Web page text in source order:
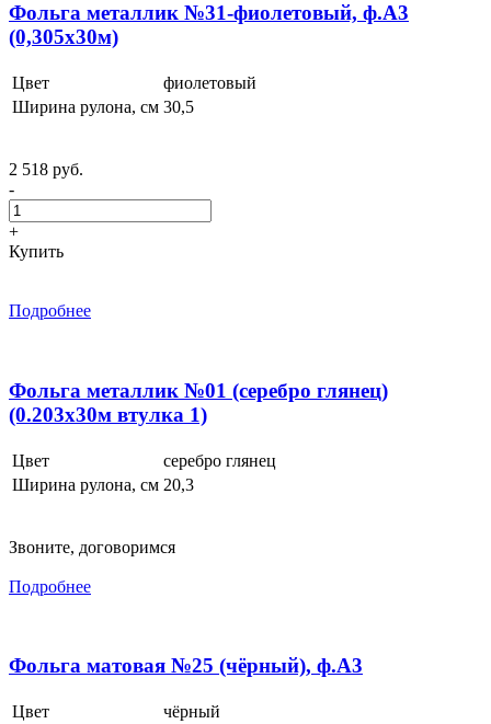
Фольга металлик №31-фиолетовый, ф.А3
(0,305x30м)
Цвет
фиолетовый
Ширина рулона, см 30,5
2 518 руб.
-
+
Купить
Подробнее
Фольга металлик №01 (серебро глянец)
(0.203х30м втулка 1)
Цвет
серебро глянец
Ширина рулона, см 20,3
Звоните, договоримся
Подробнее
Фольга матовая №25 (чёрный), ф.А3
Цвет
чёрный